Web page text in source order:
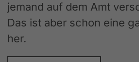
jemand auf dem Amt
Das ist aber schon eine
her.